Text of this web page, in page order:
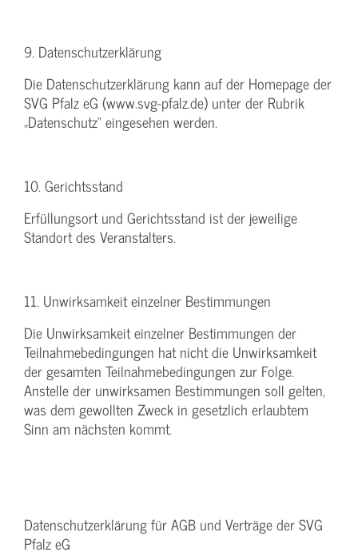
9. Datenschutzerklärung
Die Datenschutzerklärung kann auf der Homepage der
SVG Pfalz eG (www.svg-pfalz.de) unter der Rubrik
„Datenschutz“ eingesehen werden.
10. Gerichtsstand
Erfüllungsort und Gerichtsstand ist der jeweilige
Standort des Veranstalters.
11. Unwirksamkeit einzelner Bestimmungen
Die Unwirksamkeit einzelner Bestimmungen der
Teilnahmebedingungen hat nicht die Unwirksamkeit
der gesamten Teilnahmebedingungen zur Folge.
Anstelle der unwirksamen Bestimmungen soll gelten,
was dem gewollten Zweck in gesetzlich erlaubtem
Sinn am nächsten kommt.
Datenschutzerklärung für AGB und Verträge der SVG
Pfalz eG